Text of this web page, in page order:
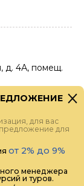
д. 4А, помещ.
для вас
для
от 2% до 9%
менеджера
и туров.